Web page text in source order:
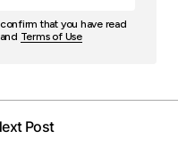
that you have read
Terms of Use
Post